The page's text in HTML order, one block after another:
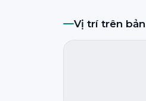
Vị trí trên